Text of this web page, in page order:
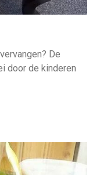
De
door de kinderen